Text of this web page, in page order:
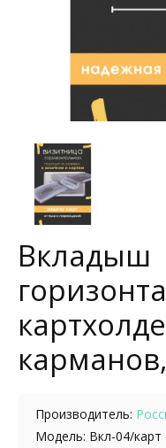
Вкладыш
Производитель:
Модель: Вкл-04/карт